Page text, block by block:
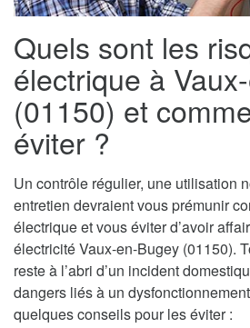
Quels sont les
électrique à
(01150) et
éviter ?
Un contrôle régulier, une utilisation
entretien devraient vous prémunir
électrique et vous éviter d’avoir
électricité Vaux-en-Bugey (01150).
reste à l’abri d’un incident
dangers liés à un
quelques conseils pour les éviter :